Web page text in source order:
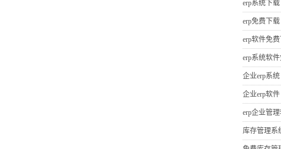
erp系统下载
erp免费下载
erp软件免
erp系统软
企业erp系统
企业erp软件
erp企业管
库存管理系